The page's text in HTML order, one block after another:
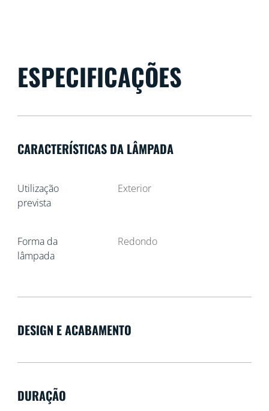
ESPECIFICAÇÕES
CARACTERÍSTICAS DA LÂMPADA
Utilização
prevista
Exterior
Forma da
lâmpada
Redondo
DESIGN E ACABAMENTO
DURAÇÃO